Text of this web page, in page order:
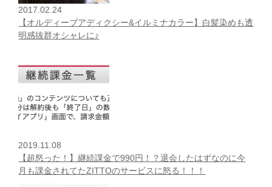
2017.02.24
【オルディーブアディクシー&イルミナカラー】白髪染めも透
明感抜群オシャレに♪
2019.11.08
【超怒った！】継続課金で990円！？退会したはずなのに今
月も課金されてたZITTOのサービスに怒る！！！